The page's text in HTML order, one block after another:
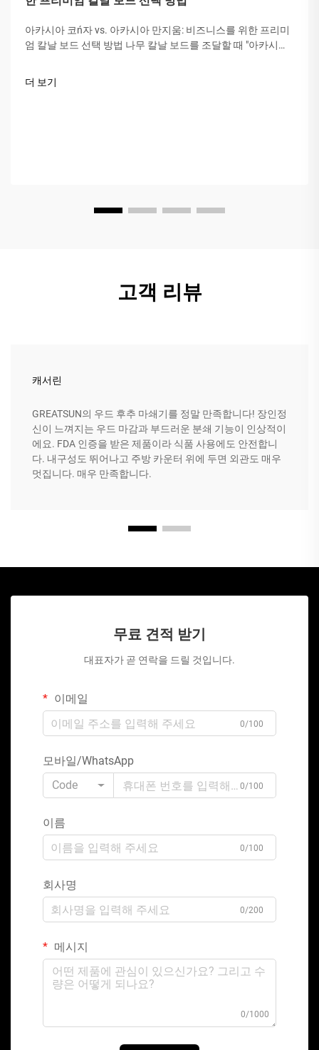
아카시아 코ń자 vs. 아카시아 만지움: 비즈니스를 위한 프리미
엄 칼날 보드 선택 방법 나무 칼날 보드를 조달할 때 "아카시아
종종 혼동이...
더 보기
고객 리뷰
캐서린
GREATSUN의 우드 후추 마쇄기를 정말 만족합니다! 장인정
신이 느껴지는 우드 마감과 부드러운 분쇄 기능이 인상적이
에요. FDA 인증을 받은 제품이라 식품 사용에도 안전합니
다. 내구성도 뛰어나고 주방 카운터 위에 두면 외관도 매우
멋집니다. 매우 만족합니다.
무료 견적 받기
대표자가 곧 연락을 드릴 것입니다.
이메일
0/100
모바일/WhatsApp
Code
0/100
이름
0/100
회사명
0/200
메시지
0/1000